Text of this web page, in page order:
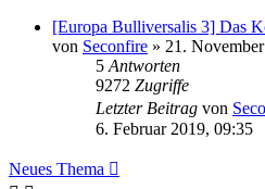
[Europa Bulliversalis 3] Das
von Seconfire » 21.
5 Antworten
9272 Zugriffe
Letzter Beitrag von
6. Februar 2019, 09:35
Neues Thema